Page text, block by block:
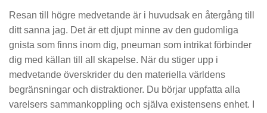
Resan till högre medvetande är i huvudsak en återgång till
ditt sanna jag. Det är ett djupt minne av den gudomliga
gnista som finns inom dig, pneuman som intrikat förbinder
dig med källan till all skapelse. När du stiger upp i
medvetande överskrider du den materiella världens
begränsningar och distraktioner. Du börjar uppfatta alla
varelsers sammankoppling och själva existensens enhet. I